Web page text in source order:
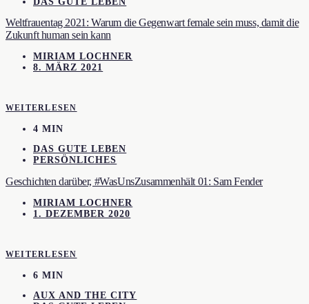
Weltfrauentag 2021: Warum die Gegenwart female sein muss, damit die
Zukunft human sein kann
MIRIAM LOCHNER
8. MÄRZ 2021
WEITERLESEN
4 MIN
DAS GUTE LEBEN
PERSÖNLICHES
Geschichten darüber, #WasUnsZusammenhält 01: Sam Fender
MIRIAM LOCHNER
1. DEZEMBER 2020
WEITERLESEN
6 MIN
AUX AND THE CITY